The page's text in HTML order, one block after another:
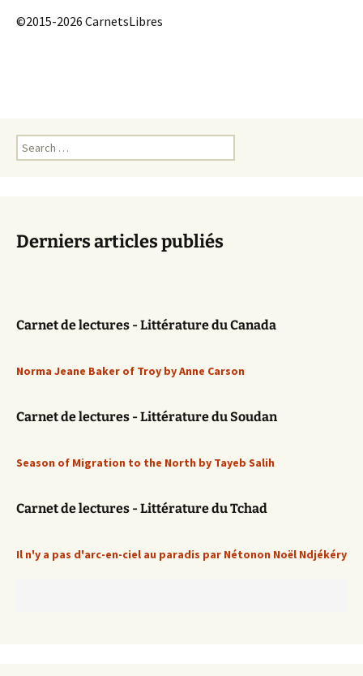
©2015-2026 CarnetsLibres
Search
for:
Derniers articles publiés
Carnet de lectures - Littérature du Canada
Norma Jeane Baker of Troy by Anne Carson
Carnet de lectures - Littérature du Soudan
Season of Migration to the North by Tayeb Salih
Carnet de lectures - Littérature du Tchad
Il n'y a pas d'arc-en-ciel au paradis par Nétonon Noël Ndjékéry